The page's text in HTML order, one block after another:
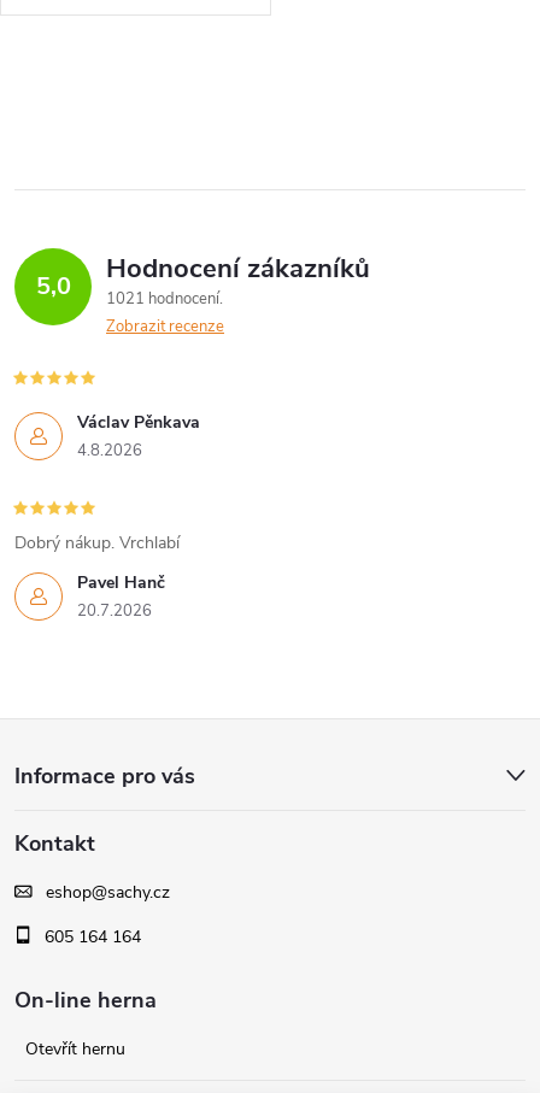
structure. At first glance,
l
d
a
c
í
p
r
v
k
v
ý
i
s
u
5,0 Hodnocení zákazníků
1021 hodnocení
Zobrazit recenze
Václav Pěnkava
4.8.2026
Pavel Hanč
20.7.2026
Dobrý nákup. Vrchlabí
p
a
Informace pro vás
Kontakt
eshop@sachy.cz
605 164 164
On-line herna
Otevřít hernu